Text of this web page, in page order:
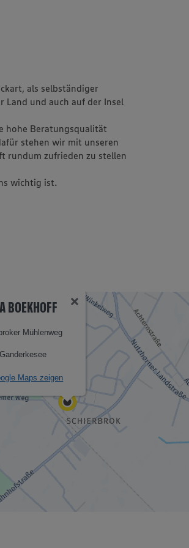
als selbständiger
und auch auf der Insel
hohe Beratungsqualität
stehen wir mit unseren
rundum zufrieden zu stellen
wichtig ist.
BOEKHOFF
Mühlenweg
Maps zeigen